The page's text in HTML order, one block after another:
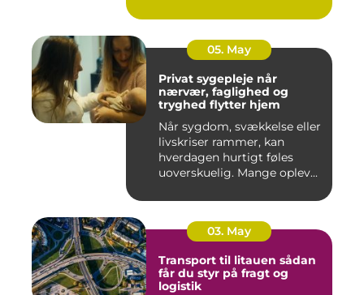
05. May
Privat sygepleje når
nærvær, faglighed og
tryghed flytter hjem
Når sygdom, svækkelse eller
livskriser rammer, kan
hverdagen hurtigt føles
uoverskuelig. Mange oplev...
03. May
Transport til litauen sådan
får du styr på fragt og
logistik